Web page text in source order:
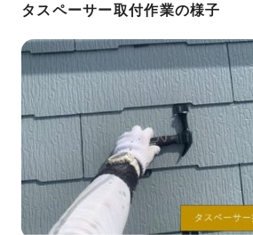
タスペーサー取付作業の様子